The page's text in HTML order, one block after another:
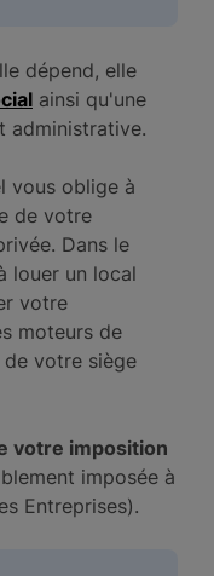
dépend, elle
ainsi qu'une
administrative.
vous oblige à
de votre
Dans le
louer un local
votre
moteurs de
de votre siège
votre imposition
imposée à
Entreprises).